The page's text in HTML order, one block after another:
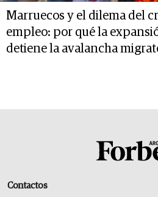
Marruecos y el dilema del
empleo: por qué la
detiene la avalancha
Contactos